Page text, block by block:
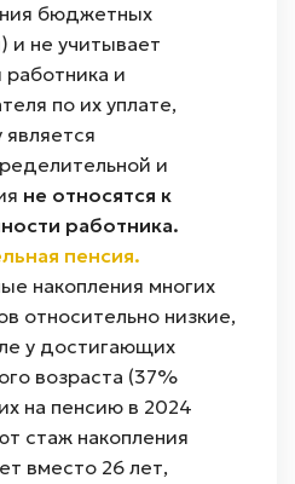
бюджетных
и не учитывает
и
по их уплате,
является
и
не относятся к
работника.
пенсия.
накопления многих
относительно низкие,
у достигающих
возраста (37%
на пенсию в 2024
стаж накопления
вместо 26 лет,